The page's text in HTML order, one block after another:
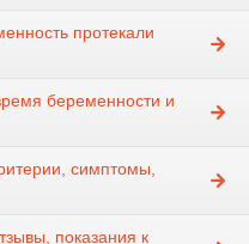
протекали
беременности и
симптомы,
показания к